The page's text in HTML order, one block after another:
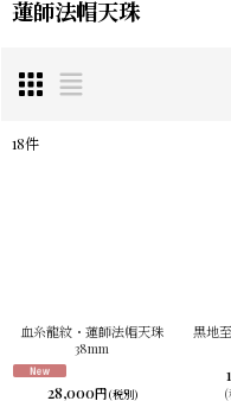
蓮師法帽天珠
18件
血糸龍紋・蓮師法帽天珠
38mm
28,000円(税別)
黒地
(